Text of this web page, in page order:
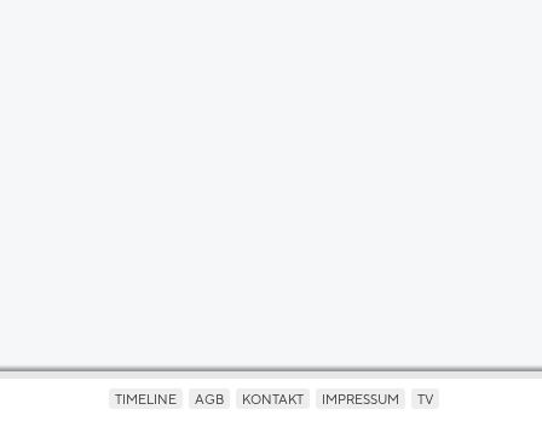
TIMELINE AGB KONTAKT IMPRESSUM TV